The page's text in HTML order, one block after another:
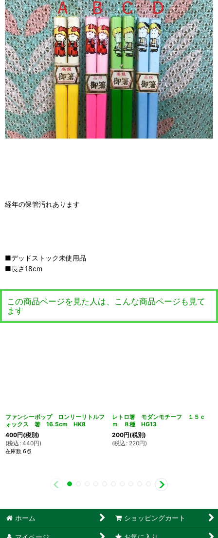
経年の保管汚れあります
■デッドストック未使用品
■長さ18cm
この商品ページを見た人は、こんな商品ページも見て
ます
ファンシーポップ ロンリーリトルフ
ォックス 箸 16.5cm HK8
400円(税別)
(税込 : 440円)
在庫数 6点
レトロ箸 モダンモチーフ １５ｃ
ｍ ８種 HG13
200円(税別)
(税込 : 220円)
ホーム ショッピングカート